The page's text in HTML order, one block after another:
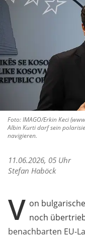
Foto: IMAGO/Erkin Keci
Albin Kurti darf sein
navigieren.
11.06.2026, 05 Uhr
Stefan Haböck
V on
noch
benachbarten EU-